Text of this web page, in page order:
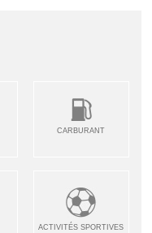
CARBURANT
ACTIVITÉS SPORTIVES